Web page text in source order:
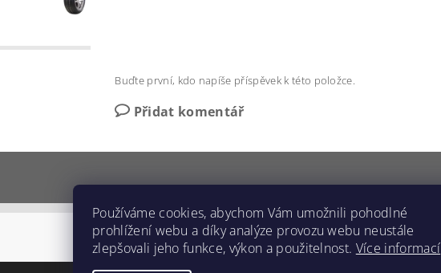
Buďte první, kdo napíše příspěvek k této položce.
Přidat komentář
Protegum.cz
Používáme cookies, abychom Vám umožnili pohodlné
prohlížení webu a díky analýze provozu webu neustále
zlepšovali jeho funkce, výkon a použitelnost. Více informací